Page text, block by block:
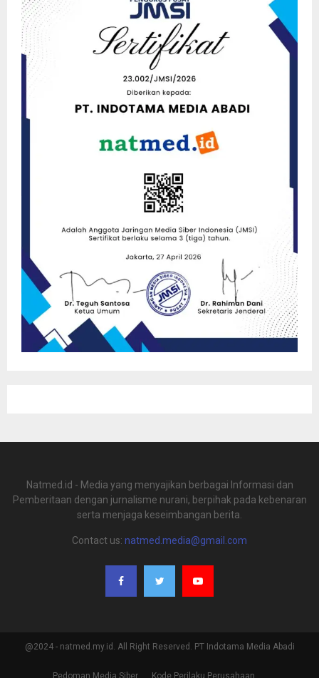
Natmed.id - Media yang menyajikan berbagai Informasi dan
Pemberitaan dengan jurnalisme nurani, berpihak pada kebenaran
serta menjaga keseimbangan berita.
Contact us: natmed.media@gmail.com
@2024 - natmed.my.id. All Right Reserved. PT Indotama Media Abadi